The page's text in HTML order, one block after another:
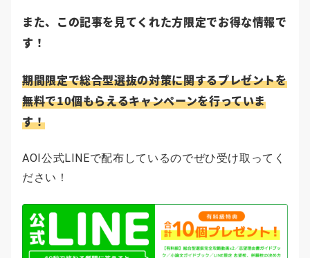
また、この記事を見てくれた方限定でお得な情報で
す！
期間限定で総合型選抜の対策に関するプレゼントを
無料で10個もらえるキャンペーンを行っていま
す！
AOI公式LINEで配布しているのでぜひ受け取ってく
ださい！